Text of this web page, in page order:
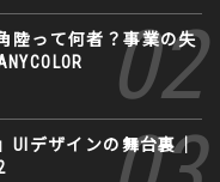
陸って何者？事業の失
UIデザインの舞台裏｜